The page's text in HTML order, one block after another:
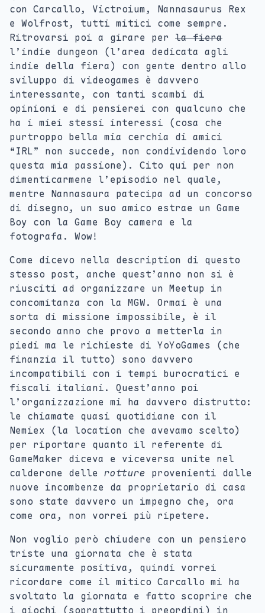
con Carcallo, Victroium, Nannasaurus Rex
e Wolfrost, tutti mitici come sempre.
Ritrovarsi poi a girare per la fiera
l’indie dungeon (l’area dedicata agli
indie della fiera) con gente dentro allo
sviluppo di videogames è davvero
interessante, con tanti scambi di
opinioni e di pensierei con qualcuno che
ha i miei stessi interessi (cosa che
purtroppo bella mia cerchia di amici
“IRL” non succede, non condividendo loro
questa mia passione). Cito qui per non
dimenticarmene l’episodio nel quale,
mentre Nannasaura patecipa ad un concorso
di disegno, un suo amico estrae un Game
Boy con la Game Boy camera e la
fotografa. Wow!
Come dicevo nella description di questo
stesso post, anche quest’anno non si è
riusciti ad organizzare un Meetup in
concomitanza con la MGW. Ormai è una
sorta di missione impossibile, è il
secondo anno che provo a metterla in
piedi ma le richieste di YoYoGames (che
finanzia il tutto) sono davvero
incompatibili con i tempi burocratici e
fiscali italiani. Quest’anno poi
l’organizzazione mi ha davvero distrutto:
le chiamate quasi quotidiane con il
Nemiex (la location che avevamo scelto)
per riportare quanto il referente di
GameMaker diceva e viceversa unite nel
calderone delle rotture provenienti dalle
nuove incombenze da proprietario di casa
sono state davvero un impegno che, ora
come ora, non vorrei più ripetere.
Non voglio però chiudere con un pensiero
triste una giornata che è stata
sicuramente positiva, quindi vorrei
ricordare come il mitico Carcallo mi ha
svoltato la giornata e fatto scoprire che
i giochi (soprattutto i preordini) in